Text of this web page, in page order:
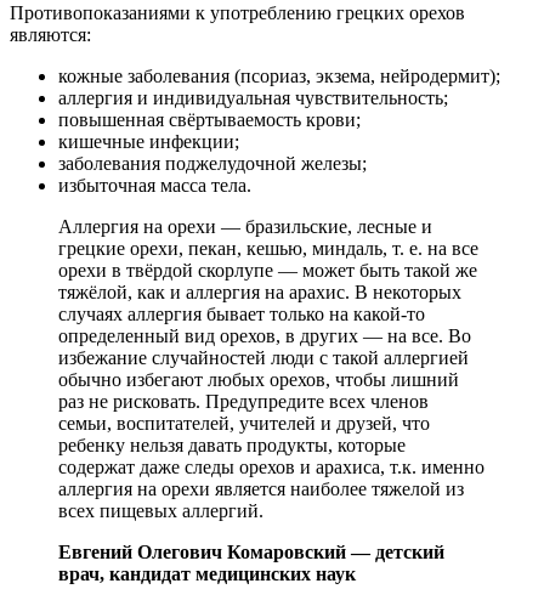
Противопоказаниями к употреблению грецких орехов
являются:
кожные заболевания (псориаз, экзема, нейродермит);
аллергия и индивидуальная чувствительность;
повышенная свёртываемость крови;
кишечные инфекции;
заболевания поджелудочной железы;
избыточная масса тела.
Аллергия на орехи — бразильские, лесные и
грецкие орехи, пекан, кешью, миндаль, т. е. на все
орехи в твёрдой скорлупе — может быть такой же
тяжёлой, как и аллергия на арахис. В некоторых
случаях аллергия бывает только на какой-то
определенный вид орехов, в других — на все. Во
избежание случайностей люди с такой аллергией
обычно избегают любых орехов, чтобы лишний
раз не рисковать. Предупредите всех членов
семьи, воспитателей, учителей и друзей, что
ребенку нельзя давать продукты, которые
содержат даже следы орехов и арахиса, т.к. именно
аллергия на орехи является наиболее тяжелой из
всех пищевых аллергий.
Евгений Олегович Комаровский — детский
врач, кандидат медицинских наук